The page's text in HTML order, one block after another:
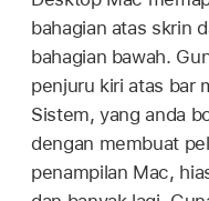
bahagian atas skrin
bahagian bawah.
penjuru kiri atas bar
Sistem, yang anda
dengan membuat
penampilan Mac,